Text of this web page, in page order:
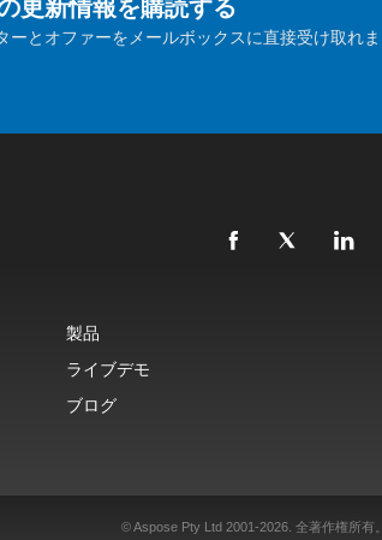
更新情報を購読する
ーとオファーをメールボックスに直接受け取れま
製品
ライブデモ
ブログ
© Aspose Pty Ltd 2001-2026. 全著作権所有。